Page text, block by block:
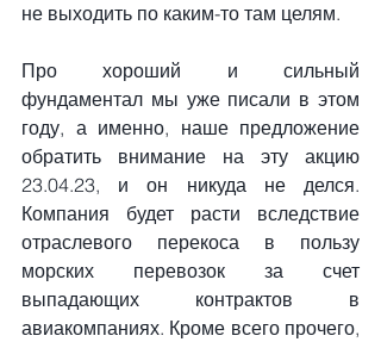
не выходить по каким-то там целям.
Про хороший и сильный
фундаментал мы уже писали в этом
году, а именно, наше предложение
обратить внимание на эту акцию
23.04.23, и он никуда не делся.
Компания будет расти вследствие
отраслевого перекоса в пользу
морских перевозок за счет
выпадающих контрактов в
авиакомпаниях. Кроме всего прочего,